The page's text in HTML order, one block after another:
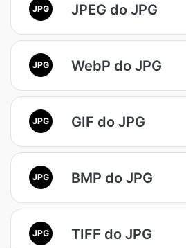
JPG JPEG do JPG
JPG WebP do JPG
JPG GIF do JPG
JPG BMP do JPG
JPG TIFF do JPG